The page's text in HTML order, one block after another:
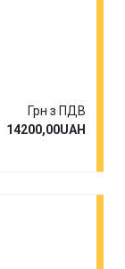
Грн з ПДВ
14200,00UAH